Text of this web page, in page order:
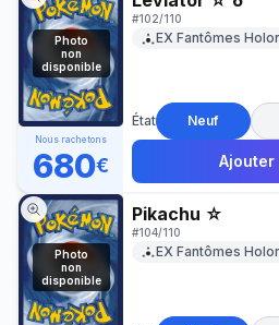
Photo
non
disponible
Nous rachetons
680€
#102/110
EX Fantômes
État Neuf
Ajouter
Photo
non
disponible
Pikachu ☆
#104/110
EX Fantômes